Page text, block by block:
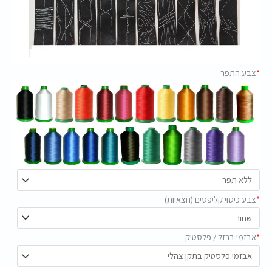
*צבע התפר
*צבע כיסוי קליפסים (חצאיות)
*אבזמי ברזל / פלסטיק